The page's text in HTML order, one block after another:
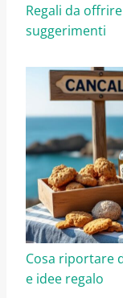
Regali da
suggerimenti
Cosa riportare
e idee regalo